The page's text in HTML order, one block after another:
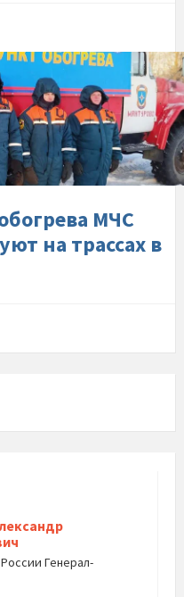
МЧС
на трассах в
Генерал-